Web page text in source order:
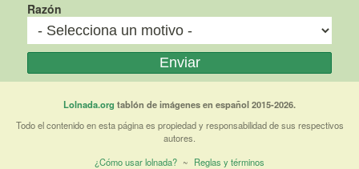
Razón
Lolnada.org tablón de imágenes en español 2015-2026.
Todo el contenido en esta página es propiedad y responsabilidad de sus respectivos
autores.
¿Cómo usar lolnada? ~ Reglas y términos